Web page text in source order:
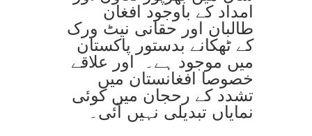
امداد کے باوجود افغان
طالبان اور حقانی نیٹ ورک
کے ٹھکانے بدستور پاکستان
میں موجود ہے۔ اور علاقے
خصوصا افغانستان میں
تشدد کے رحجان میں کوئی
نمایاں تبدیلی نہیں آئی۔